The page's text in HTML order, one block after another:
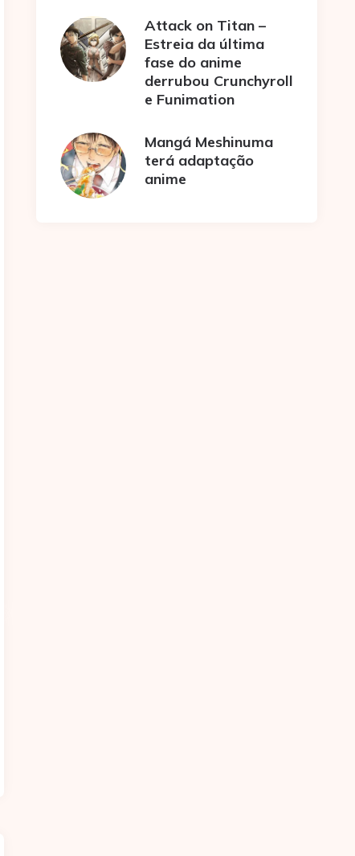
Attack on Titan –
Estreia da última
fase do anime
derrubou Crunchyroll
e Funimation
Mangá Meshinuma
terá adaptação
anime